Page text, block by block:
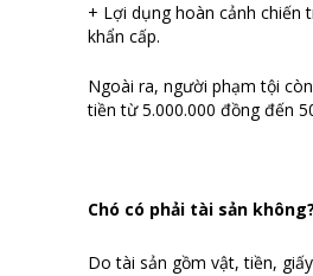
+ Lợi dụng hoàn cảnh chiến
khẩn cấp.
Ngoài ra, người phạm tội
tiền từ 5.000.000 đồng đến
Chó có phải tài sản không?
Do tài sản gồm vật, tiền,